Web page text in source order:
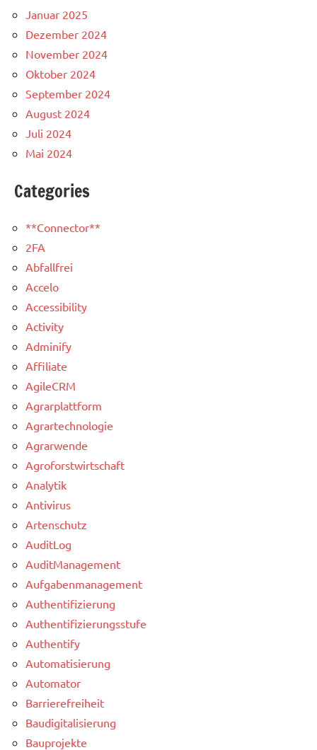
Januar 2025
Dezember 2024
November 2024
Oktober 2024
September 2024
August 2024
Juli 2024
Mai 2024
Categories
**Connector**
2FA
Abfallfrei
Accelo
Accessibility
Activity
Adminify
Affiliate
AgileCRM
Agrarplattform
Agrartechnologie
Agrarwende
Agroforstwirtschaft
Analytik
Antivirus
Artenschutz
AuditLog
AuditManagement
Aufgabenmanagement
Authentifizierung
Authentifizierungsstufe
Authentify
Automatisierung
Automator
Barrierefreiheit
Baudigitalisierung
Bauprojekte